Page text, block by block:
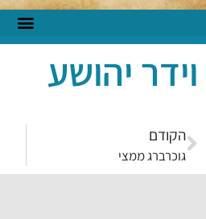
וידר יהושע
הקודם
גוכרברג ממצי